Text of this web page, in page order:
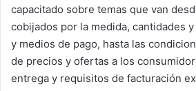
capacitado sobre temas que van
cobijados por la medida, cantidades
y medios de pago, hasta las
de precios y ofertas a los
entrega y requisitos de facturación